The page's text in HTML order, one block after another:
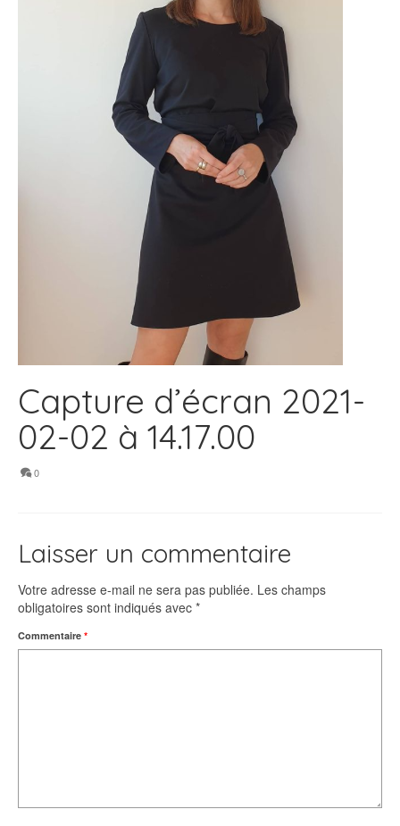
Capture d’écran 2021-
02-02 à 14.17.00
0
Laisser un commentaire
Votre adresse e-mail ne sera pas publiée. Les champs
obligatoires sont indiqués avec *
Commentaire *